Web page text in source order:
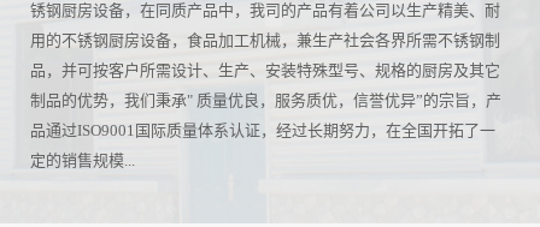
锈钢厨房设备，在同质产品中，我司的产品有着公司以生产精美、耐
用的不锈钢厨房设备，食品加工机械，兼生产社会各界所需不锈钢制
品，并可按客户所需设计、生产、安装特殊型号、规格的厨房及其它
制品的优势，我们秉承" 质量优良，服务质优，信誉优异”的宗旨，产
品通过ISO9001国际质量体系认证，经过长期努力，在全国开拓了一
定的销售规模...